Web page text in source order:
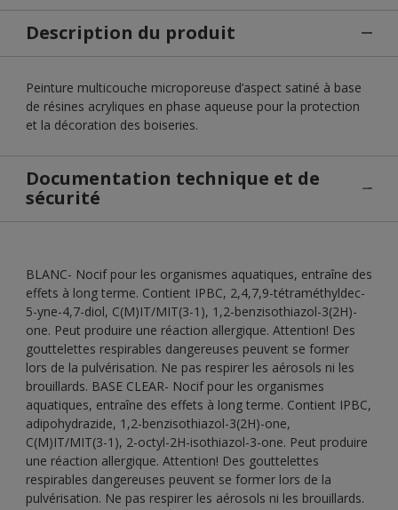
Description du produit
Peinture multicouche microporeuse d’aspect satiné à base
de résines acryliques en phase aqueuse pour la protection
et la décoration des boiseries.
Documentation technique et de
sécurité
BLANC- Nocif pour les organismes aquatiques, entraîne des
effets à long terme. Contient IPBC, 2,4,7,9-tétraméthyldec-
5-yne-4,7-diol, C(M)IT/MIT(3-1), 1,2-benzisothiazol-3(2H)-
one. Peut produire une réaction allergique. Attention! Des
gouttelettes respirables dangereuses peuvent se former
lors de la pulvérisation. Ne pas respirer les aérosols ni les
brouillards. BASE CLEAR- Nocif pour les organismes
aquatiques, entraîne des effets à long terme. Contient IPBC,
adipohydrazide, 1,2-benzisothiazol-3(2H)-one,
C(M)IT/MIT(3-1), 2-octyl-2H-isothiazol-3-one. Peut produire
une réaction allergique. Attention! Des gouttelettes
respirables dangereuses peuvent se former lors de la
pulvérisation. Ne pas respirer les aérosols ni les brouillards.